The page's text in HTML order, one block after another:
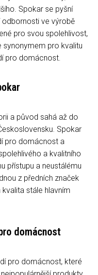
Spokar se pyšní
ve výrobě
pro svou spolehlivost,
pro kvalitu
pro domácnost.
a původ sahá až do
Spokar
pro domácnost a
a kvalitního
přístupu a neustálému
z předních značek
stále hlavním
domácnost
pro domácnost, které